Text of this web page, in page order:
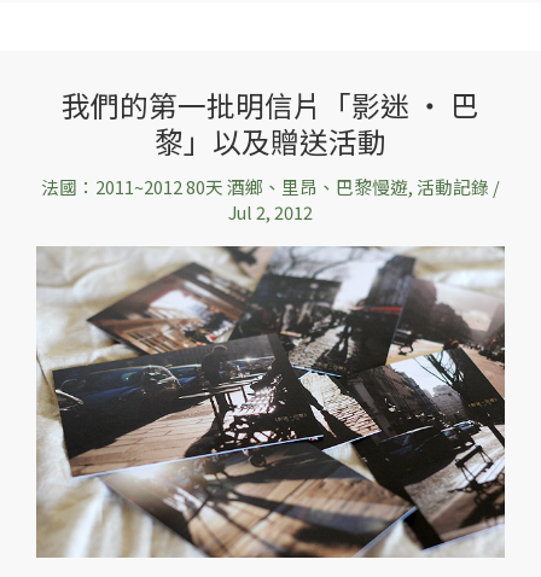
我們的第一批明信片「影迷 ‧ 巴
黎」以及贈送活動
法國：2011~2012 80天 酒鄉、里昂、巴黎慢遊, 活動記錄 /
Jul 2, 2012
第
批
明
片
「影
迷
‧
巴
黎」
以